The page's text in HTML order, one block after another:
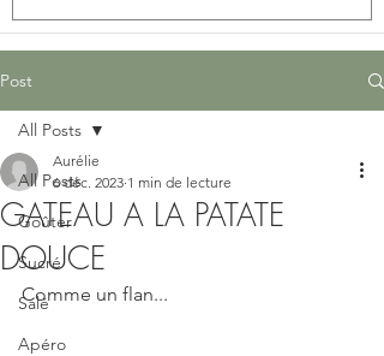
Post
All Posts
Goûter
Sucré
Salé
Apéro
All Posts
GATEAU A LA PATATE
DOUCE
Aurélie
6 déc. 2023 1 min de lecture
Comme un flan...